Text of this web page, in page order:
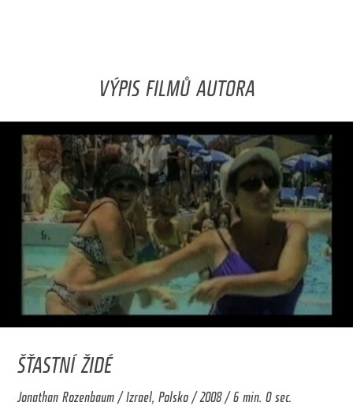
VÝPIS FILMŮ AUTORA
ŠŤASTNÍ ŽIDÉ
Jonathan Rozenbaum / Izrael, Polsko / 2008 / 6 min. 0 sec.